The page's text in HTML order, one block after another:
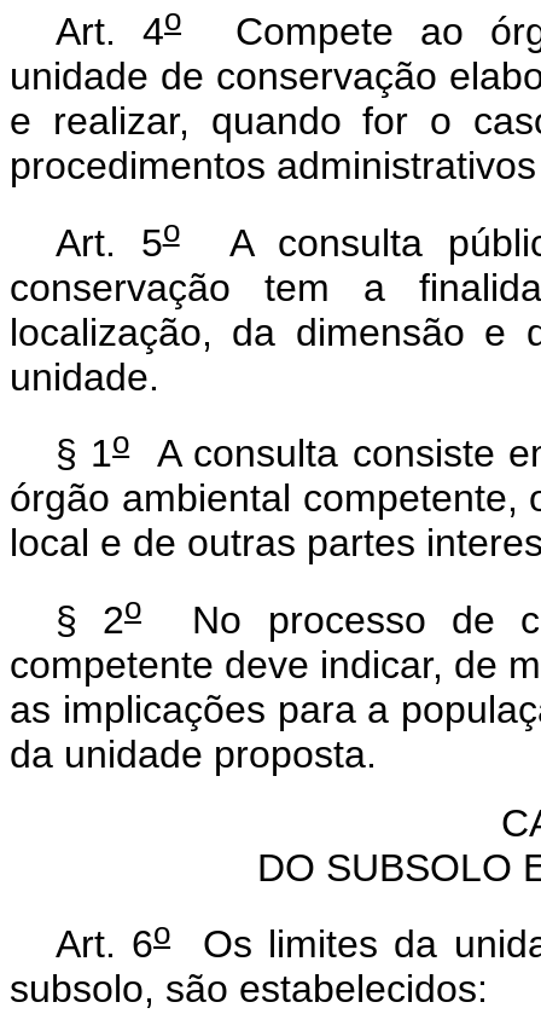
Art. 4o
Compete ao
unidade de conservação
e realizar, quando for o
procedimentos
Art. 5oA consulta
conservação tem a
localização, da dimensão e
unidade.
§ 1oA consulta consiste
órgão ambiental competente,
local e de outras partes
§ 2o
No processo de
competente deve indicar, de
as implicações para a
da unidade proposta.
DO SUBSOLO
Art. 6o
Os limites da
subsolo, são estabelecidos: